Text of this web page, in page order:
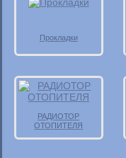
Прокладки
РАДИОТОР
ОТОПИТЕЛЯ